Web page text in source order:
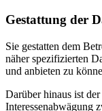
Gestattung der
Sie gestatten dem
näher spezifizierten
und anbieten zu
Darüber hinaus ist
Interessenabwägung